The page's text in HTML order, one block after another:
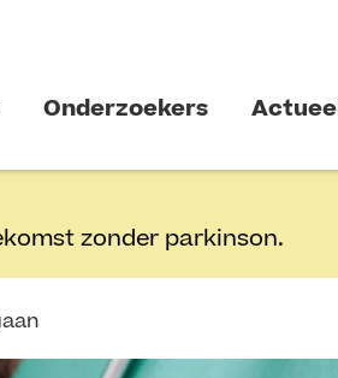
Onderzoekers
zonder parkinson.